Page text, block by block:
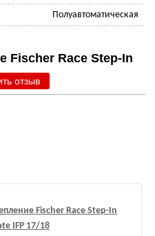
Полуавтоматическая
Fischer Race Step-In
отзыв
Fischer Race Step-In
IFP 17/18